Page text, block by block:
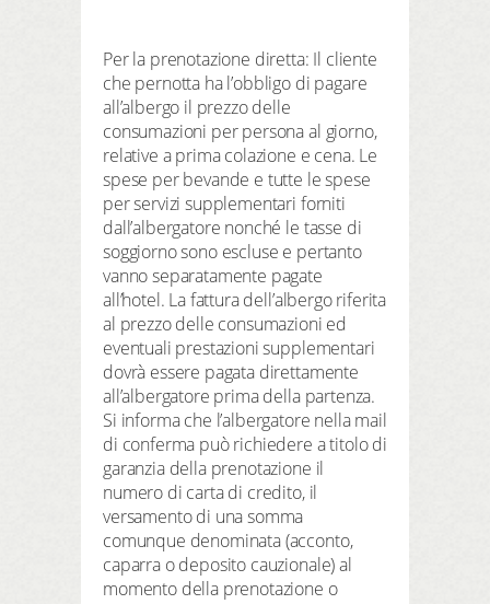
Per la prenotazione diretta: Il cliente
che pernotta ha l’obbligo di pagare
all’albergo il prezzo delle
consumazioni per persona al giorno,
relative a prima colazione e cena. Le
spese per bevande e tutte le spese
per servizi supplementari forniti
dall’albergatore nonché le tasse di
soggiorno sono escluse e pertanto
vanno separatamente pagate
all’hotel. La fattura dell’albergo riferita
al prezzo delle consumazioni ed
eventuali prestazioni supplementari
dovrà essere pagata direttamente
all’albergatore prima della partenza.
Si informa che l’albergatore nella mail
di conferma può richiedere a titolo di
garanzia della prenotazione il
numero di carta di credito, il
versamento di una somma
comunque denominata (acconto,
caparra o deposito cauzionale) al
momento della prenotazione o